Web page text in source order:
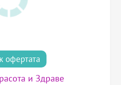
офертата
и Здраве